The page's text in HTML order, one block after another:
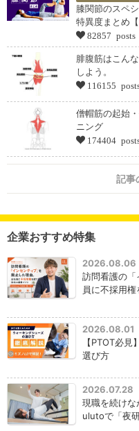
膝関節のスペ
特異度まとめ
82857 posts
腓腹筋はこん
しよう。
116155
僧帽筋の起始
ニング
174404
記事
企業おすすめ特集
2026.08.06
訪問看護の「
員に不採用
2026.08.01
【PTOT必
選び方
2026.07.28
現職を続けな
ulutoで「夜